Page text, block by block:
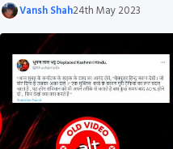
Vansh Shah24th May 2023